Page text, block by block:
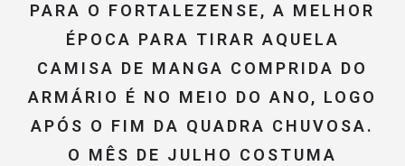
PARA O FORTALEZENSE, A MELHOR
ÉPOCA PARA TIRAR AQUELA
CAMISA DE MANGA COMPRIDA DO
ARMÁRIO É NO MEIO DO ANO, LOGO
APÓS O FIM DA QUADRA CHUVOSA.
O MÊS DE JULHO COSTUMA